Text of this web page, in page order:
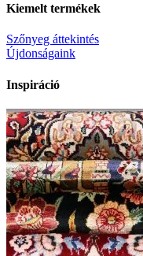
Kiemelt termékek
Szőnyeg áttekintés
Újdonságaink
Inspiráció